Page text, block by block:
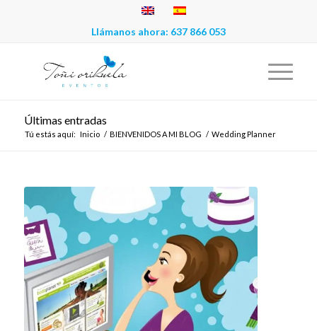
Llámanos ahora: 637 866 053
Últimas entradas
Tú estás aquí: Inicio / BIENVENIDOS A MI BLOG / Wedding Planner